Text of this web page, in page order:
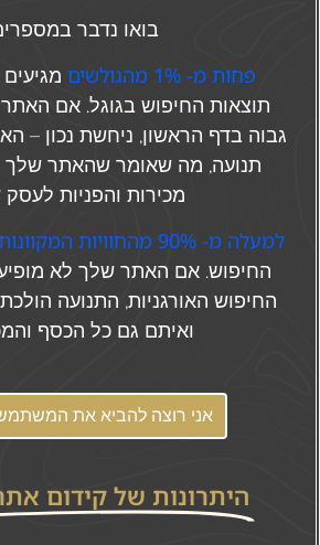
בואו נדבר
פחות מ- 1% מהגולשים
מגיעים
תוצאות החיפוש בגוגל. אם
גבוה בדף הראשון, ניחשת נכון –
תנועה, מה שאומר שהאתר שלך
מכירות והפניות לעסק
למעלה מ- 90% מהחוויות המקוונות
החיפוש. אם האתר שלך לא
החיפוש האורגניות, התנועה
ואיתם גם כל הכסף
אני רוצה להביא את
היתרונות של קידום